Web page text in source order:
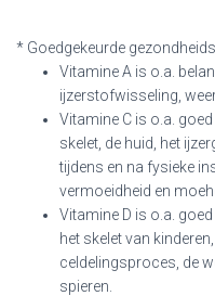
* Goedgekeurde
Vitamine A is o.a.
ijzerstofwisseling,
Vitamine C is o.a.
skelet, de huid, het
tijdens en na fysieke
vermoeidheid en
Vitamine D is o.a.
het skelet van
celdelingsproces, de
spieren.